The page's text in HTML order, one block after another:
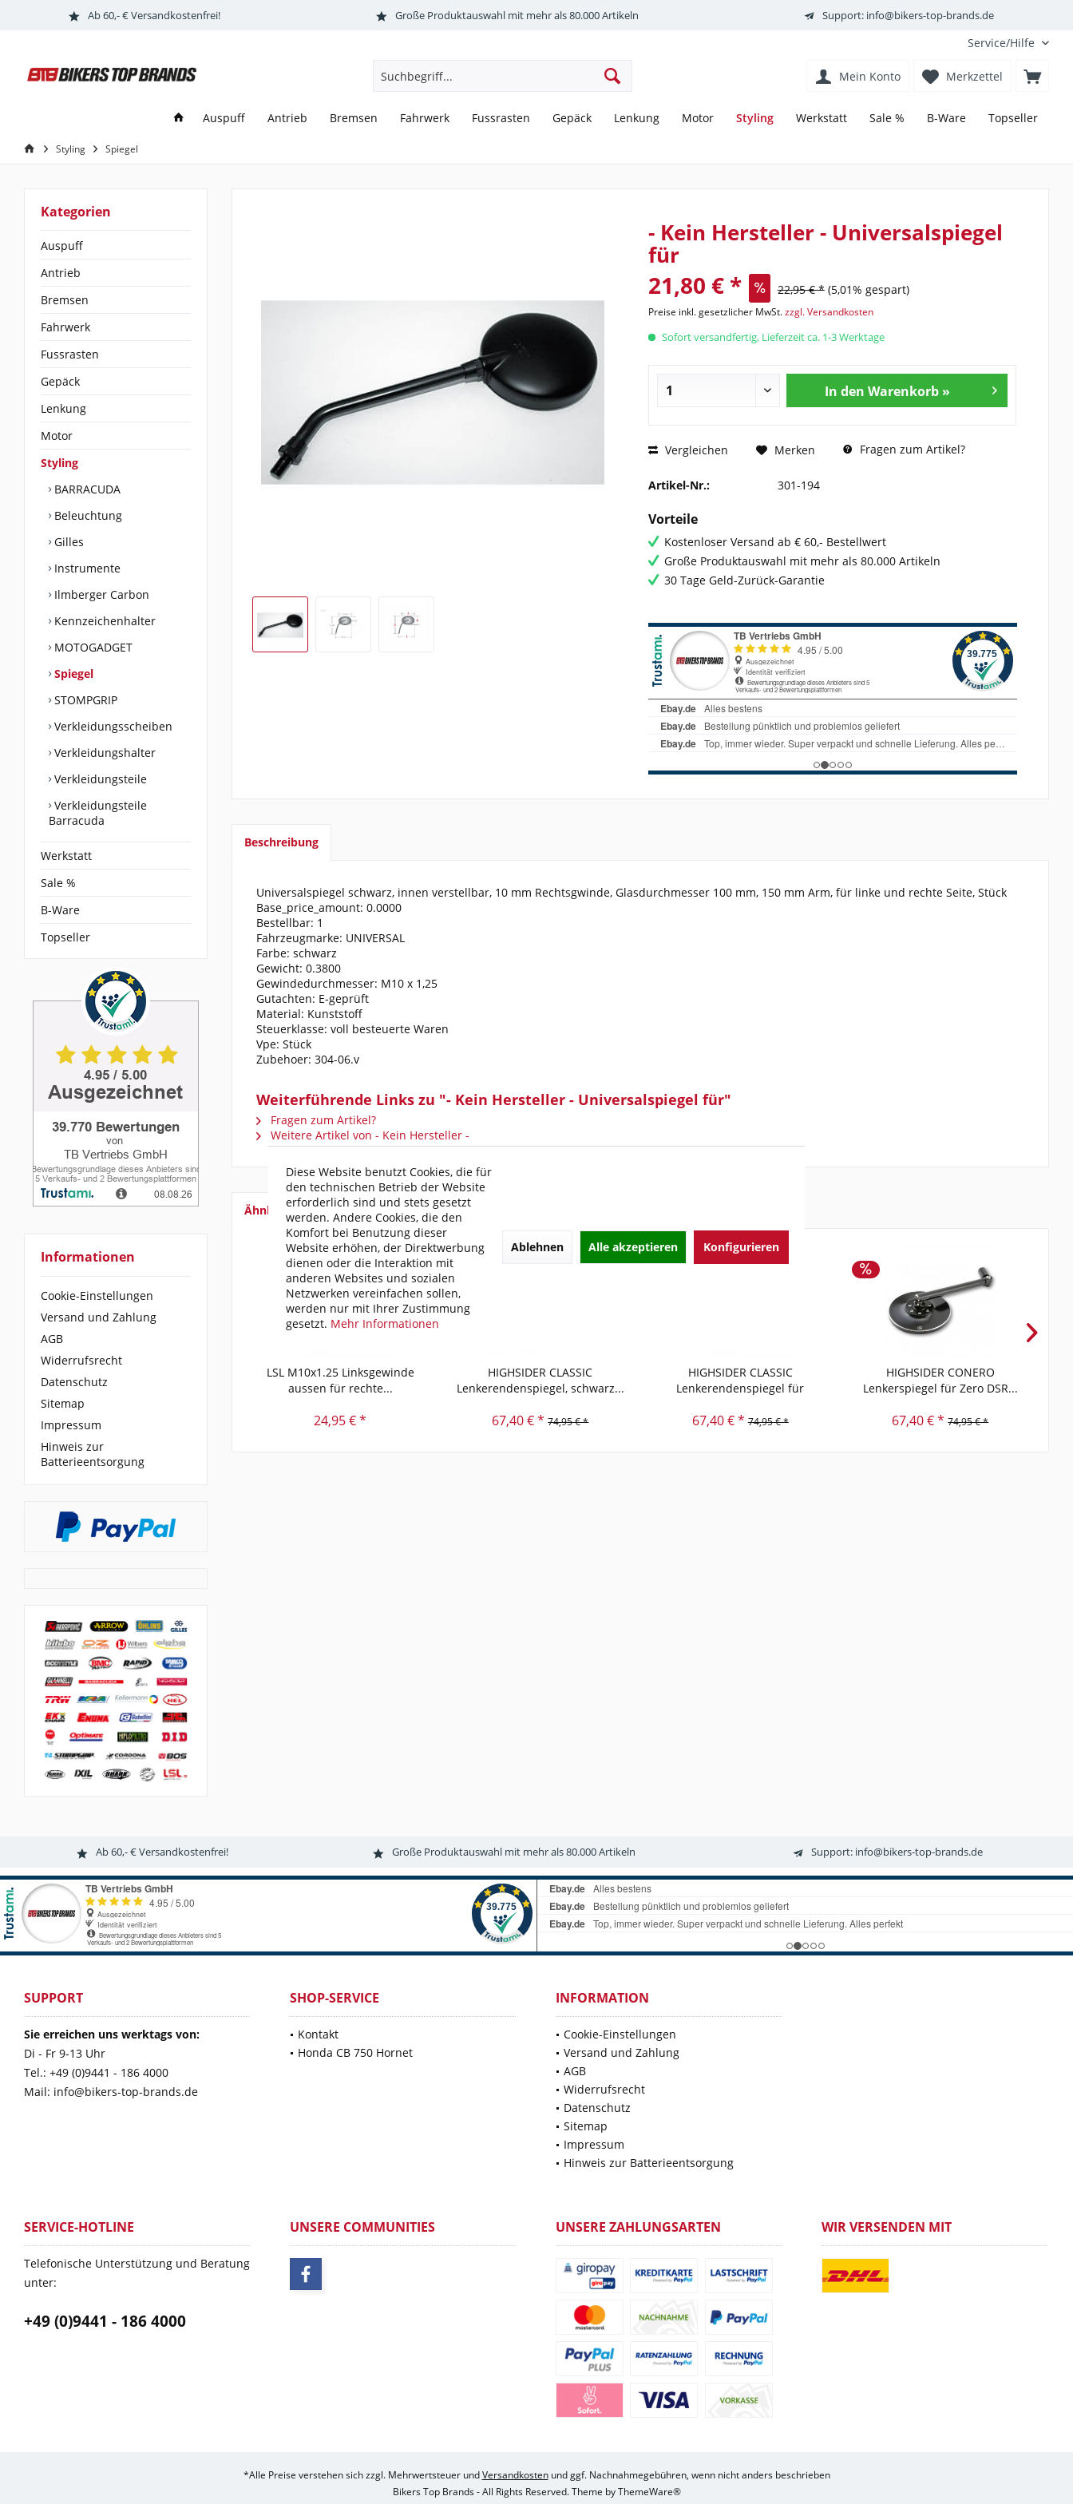
Ab 60,- € Versandkostenfrei! Große Produktauswahl mit mehr als 80.000 Artikeln Support: info@bikers-top-brands.de
Service/Hilfe
Merkzettel
Mein Konto
Auspuff Antrieb Bremsen Fahrwerk Fussrasten Gepäck Lenkung Motor Styling Werkstatt Sale % B-Ware Topseller
Styling Spiegel
Kategorien
Auspuff
Antrieb
Bremsen
Fahrwerk
Fussrasten
Gepäck
Lenkung
Motor
Styling
BARRACUDA
Beleuchtung
Gilles
Instrumente
Ilmberger Carbon
Kennzeichenhalter
MOTOGADGET
Spiegel
STOMPGRIP
Verkleidungsscheiben
Verkleidungshalter
Verkleidungsteile
Verkleidungsteile
Barracuda
Werkstatt
Sale %
B-Ware
Topseller
Informationen
Cookie-Einstellungen
Versand und Zahlung
AGB
Widerrufsrecht
Datenschutz
Sitemap
Impressum
Hinweis zur
Batterieentsorgung
- Kein Hersteller - Universalspiegel
für
21,80 € * 22,95 € * (5,01% gespart)
Preise inkl. gesetzlicher MwSt.zzgl. Versandkosten
Sofort versandfertig, Lieferzeit ca. 1-3 Werktage
In den Warenkorb »
Vergleichen Merken Fragen zum Artikel?
Artikel-Nr.: 301-194
Vorteile
Kostenloser Versand ab € 60,- Bestellwert
Große Produktauswahl mit mehr als 80.000 Artikeln
30 Tage Geld-Zurück-Garantie
Beschreibung
Universalspiegel schwarz, innen verstellbar, 10 mm Rechtsgwinde, Glasdurchmesser 100 mm, 150 mm Arm, für linke und rechte Seite, Stück
Base_price_amount: 0.0000
Bestellbar: 1
Fahrzeugmarke: UNIVERSAL
Farbe: schwarz
Gewicht: 0.3800
Gewindedurchmesser: M10 x 1,25
Gutachten: E-geprüft
Material: Kunststoff
Steuerklasse: voll besteuerte Waren
Vpe: Stück
Zubehoer: 304-06.v
Weiterführende Links zu "- Kein Hersteller - Universalspiegel für"
Fragen zum Artikel?
Weitere Artikel von - Kein Hersteller -
Ähnliche Artikel
LSL M10x1.25 Linksgewinde
aussen für rechte...
24,95 € *
HIGHSIDER CLASSIC
Lenkerendenspiegel, schwarz...
67,40 € * 74,95 € *
HIGHSIDER CLASSIC
Lenkerendenspiegel für
67,40 € * 74,95 € *
HIGHSIDER CONERO
Lenkerspiegel für Zero DSR...
67,40 € * 74,95 € *
Ab 60,- € Versandkostenfrei! Große Produktauswahl mit mehr als 80.000 Artikeln Support: info@bikers-top-brands.de
SUPPORT
Sie erreichen uns werktags von:
Di - Fr 9-13 Uhr
Tel.: +49 (0)9441 - 186 4000
Mail: info@bikers-top-brands.de
SHOP-SERVICE
Kontakt
Honda CB 750 Hornet
INFORMATION
Cookie-Einstellungen
Versand und Zahlung
AGB
Widerrufsrecht
Datenschutz
Sitemap
Impressum
Hinweis zur Batterieentsorgung
SERVICE-HOTLINE
Telefonische Unterstützung und Beratung
unter:
+49 (0)9441 - 186 4000
UNSERE COMMUNITIES UNSERE ZAHLUNGSARTEN WIR VERSENDEN MIT
*Alle Preise verstehen sich zzgl. Mehrwertsteuer undVersandkostenund ggf. Nachnahmegebühren, wenn nicht anders beschrieben
Bikers Top Brands - All Rights Reserved. Theme byThemeWare®
Diese Website benutzt Cookies, die für
den technischen Betrieb der Website
erforderlich sind und stets gesetzt
werden. Andere Cookies, die den
Komfort bei Benutzung dieser
Website erhöhen, der Direktwerbung
dienen oder die Interaktion mit
anderen Websites und sozialen
Netzwerken vereinfachen sollen,
werden nur mit Ihrer Zustimmung
gesetzt. Mehr Informationen
Ablehnen Alle akzeptieren Konfigurieren